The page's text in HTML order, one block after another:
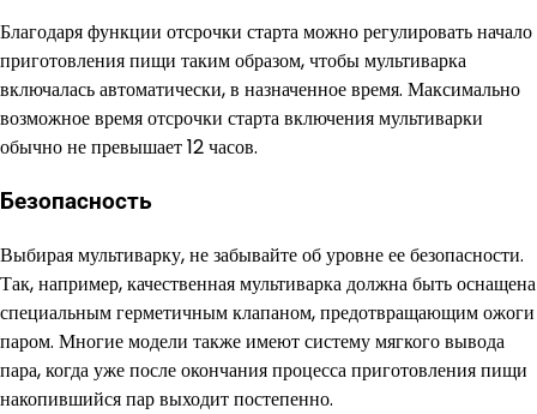
Благодаря функции отсрочки старта можно регулировать начало
приготовления пищи таким образом, чтобы мультиварка
включалась автоматически, в назначенное время. Максимально
возможное время отсрочки старта включения мультиварки
обычно не превышает 12 часов.
Безопасность
Выбирая мультиварку, не забывайте об уровне ее безопасности.
Так, например, качественная мультиварка должна быть оснащена
специальным герметичным клапаном, предотвращающим ожоги
паром. Многие модели также имеют систему мягкого вывода
пара, когда уже после окончания процесса приготовления пищи
накопившийся пар выходит постепенно.